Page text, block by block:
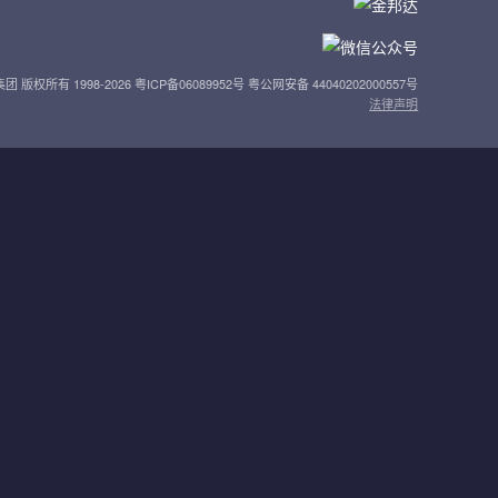
版权所有 1998-2026 粤ICP备06089952号 粤公网安备 44040202000557号
法律声明